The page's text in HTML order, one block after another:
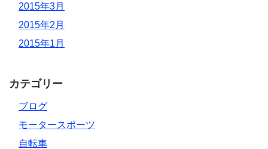
2015年3月
2015年2月
2015年1月
カテゴリー
ブログ
モータースポーツ
自転車